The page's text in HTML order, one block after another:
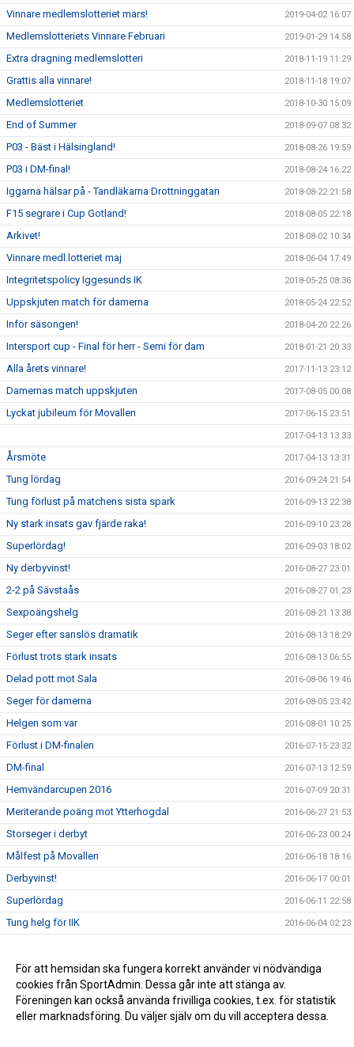
Vinnare medlemslotteriet mars! 2019-04-02 16:07
Medlemslotteriets Vinnare Februari 2019-01-29 14:58
Extra dragning medlemslotteri 2018-11-19 11:29
Grattis alla vinnare! 2018-11-18 19:07
Medlemslotteriet 2018-10-30 15:09
End of Summer 2018-09-07 08:32
P03 - Bäst i Hälsingland! 2018-08-26 19:59
P03 i DM-final! 2018-08-24 16:22
Iggarna hälsar på - Tandläkarna Drottninggatan 2018-08-22 21:58
F15 segrare i Cup Gotland! 2018-08-05 22:18
Arkivet! 2018-08-02 10:34
Vinnare medl.lotteriet maj 2018-06-04 17:49
Integritetspolicy Iggesunds IK 2018-05-25 08:36
Uppskjuten match för damerna 2018-05-24 22:52
Inför säsongen! 2018-04-20 22:26
Intersport cup - Final för herr - Semi för dam 2018-01-21 20:33
Alla årets vinnare! 2017-11-13 23:12
Damernas match uppskjuten 2017-08-05 00:08
Lyckat jubileum för Movallen 2017-06-15 23:51
2017-04-13 13:33
Årsmöte 2017-04-13 13:31
Tung lördag 2016-09-24 21:54
Tung förlust på matchens sista spark 2016-09-13 22:38
Ny stark insats gav fjärde raka! 2016-09-10 23:28
Superlördag! 2016-09-03 18:02
Ny derbyvinst! 2016-08-27 23:01
2-2 på Sävstaås 2016-08-27 01:23
Sexpoängshelg 2016-08-21 13:38
Seger efter sanslös dramatik 2016-08-13 18:29
Förlust trots stark insats 2016-08-13 06:55
Delad pott mot Sala 2016-08-06 19:46
Seger för damerna 2016-08-05 23:42
Helgen som var 2016-08-01 10:25
Förlust i DM-finalen 2016-07-15 23:32
DM-final 2016-07-13 12:59
Hemvändarcupen 2016 2016-07-09 20:31
Meriterande poäng mot Ytterhogdal 2016-06-27 21:53
Storseger i derbyt 2016-06-23 00:24
Målfest på Movallen 2016-06-18 18:16
Derbyvinst! 2016-06-17 00:01
Superlördag 2016-06-11 22:58
Tung helg för IIK 2016-06-04 02:23
Dubbelvinst! 2016-05-28 19:09
Hemvändarcupen 2016 2016-05-04 16:30
För att hemsidan ska fungera korrekt använder vi nödvändiga
cookies från SportAdmin. Dessa går inte att stänga av.
Föreningen kan också använda frivilliga cookies, t.ex. för statistik
eller marknadsföring. Du väljer själv om du vill acceptera dessa.